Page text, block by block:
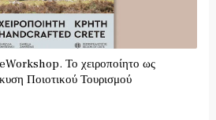
Το χειροποίητο ως
Ποιοτικού Τουρισμού